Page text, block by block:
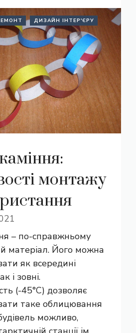
ДИЗАЙН ІНТЕР'ЄРУ
монтажу
– по-справжньому
матеріал. Його можна
як всередині
і зовні.
(-45°С) дозволяє
таке облицювання
можливо,